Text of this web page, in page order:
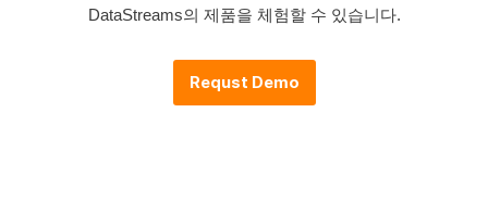
DataStreams의 제품을 체험할 수 있습니다.
Requst Demo